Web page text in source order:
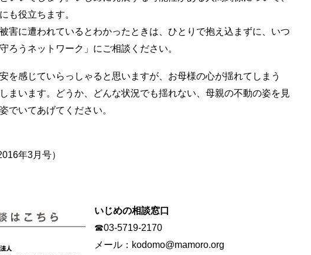
も役立ちます。
害に遭われているとわかったときは、ひとりで抱え込まずに、いつ
ろうネットワーク」にご相談ください。
を感じていらっしゃると思いますが、お母様の心が揺れてしまう
まいます。どうか、どんな状況でも揺れない、母親の不動の姿を見
でいてあげてください。
年3月号）
いじめの相談窓口
☎03-5719-2170
メール：kodomo@mamoro.org